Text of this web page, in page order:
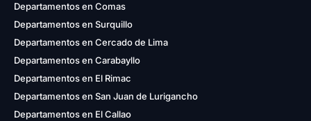
Departamentos en Comas
Departamentos en Surquillo
Departamentos en Cercado de Lima
Departamentos en Carabayllo
Departamentos en El Rimac
Departamentos en San Juan de Lurigancho
Departamentos en El Callao